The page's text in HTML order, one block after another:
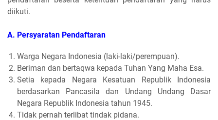
diikuti.
A. Persyaratan Pendaftaran
Warga Negara Indonesia (laki-laki/perempuan).
Beriman dan bertaqwa kepada Tuhan Yang Maha Esa.
Setia kepada Negara Kesatuan Republik Indonesia
berdasarkan Pancasila dan Undang Undang Dasar
Negara Republik Indonesia tahun 1945.
Tidak pernah terlibat tindak pidana.